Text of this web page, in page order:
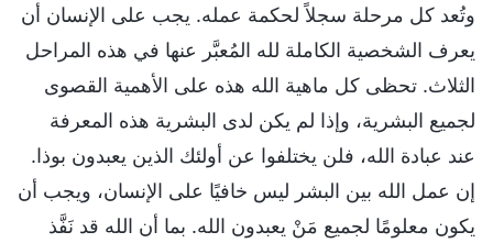
وتُعد كل مرحلة سجلاً لحكمة عمله. يجب على الإنسان أن
يعرف الشخصية الكاملة لله المُعبَّر عنها في هذه المراحل
الثلاث. تحظى كل ماهية الله هذه على الأهمية القصوى
لجميع البشرية، وإذا لم يكن لدى البشرية هذه المعرفة
عند عبادة الله، فلن يختلفوا عن أولئك الذين يعبدون بوذا.
إن عمل الله بين البشر ليس خافيًا على الإنسان، ويجب أن
يكون معلومًا لجميع مَنْ يعبدون الله. بما أن الله قد نَفَّذ